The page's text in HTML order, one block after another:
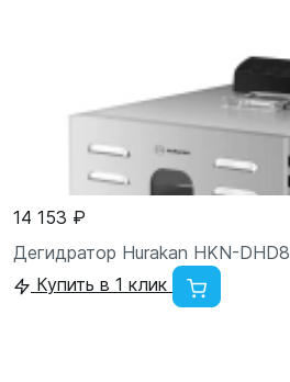
14 153 ₽
Дегидратор Hurakan HKN-DHD8
Купить в 1 клик